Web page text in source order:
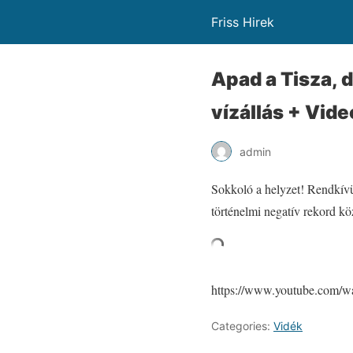
Friss Hirek
Apad a Tisza,
vízállás +
admin
Sokkoló a helyzet!
történelmi negatív rekord
https://www.youtube.com/
Categories: Vidék